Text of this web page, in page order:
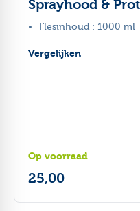
Sprayhood &
Flesinhoud : 1000 ml
Vergelijken
Op voorraad
25,00